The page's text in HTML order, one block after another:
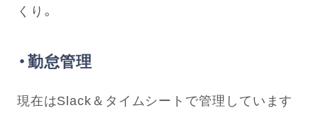
くり。
・勤怠管理
現在はSlack＆タイムシートで管理しています